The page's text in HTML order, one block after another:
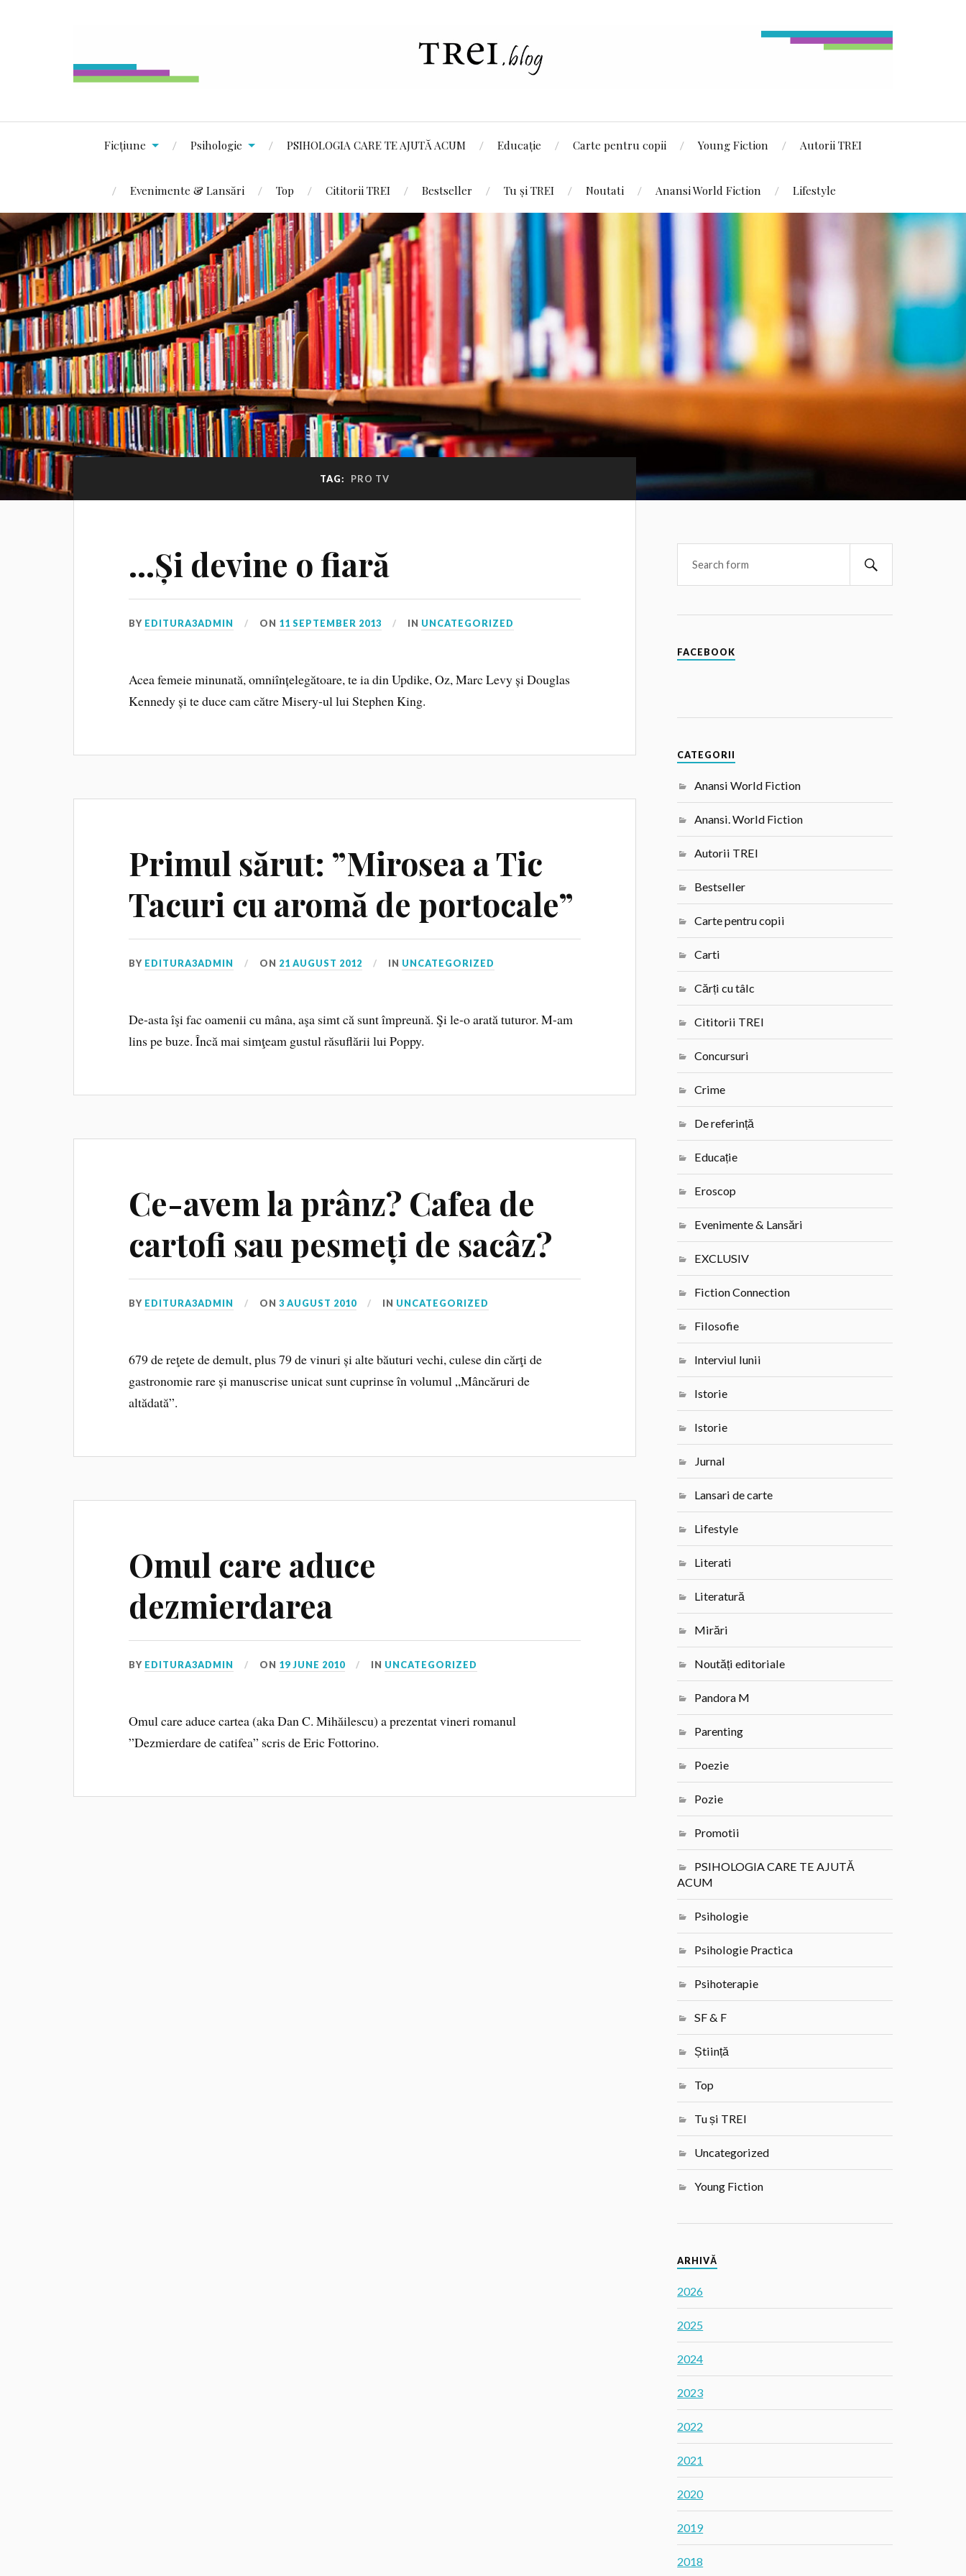
Ficțiune Psihologie PSIHOLOGIA CARE TE AJUTĂ ACUM Educație Carte pentru copii Young Fiction Autorii TREI
Evenimente & Lansări Top Cititorii TREI Bestseller Tu și TREI Noutati Anansi World Fiction Lifestyle
TAG: PRO TV
…Și devine o fiară
BY EDITURA3ADMIN ON 11 SEPTEMBER 2013 IN UNCATEGORIZED
Acea femeie minunată, omniînțelegătoare, te ia din Updike, Oz, Marc Levy și Douglas
Kennedy și te duce cam către Misery-ul lui Stephen King.
Primul sărut: ”Mirosea a Tic
Tacuri cu aromă de portocale”
BY EDITURA3ADMIN ON 21 AUGUST 2012 IN UNCATEGORIZED
De-asta îşi fac oamenii cu mâna, aşa simt că sunt împreună. Şi le-o arată tuturor. M-am
lins pe buze. Încă mai simţeam gustul răsuflării lui Poppy.
Ce-avem la prânz? Cafea de
cartofi sau pesmeți de sacâz?
BY EDITURA3ADMIN ON3 AUGUST 2010 IN UNCATEGORIZED
679 de reţete de demult, plus 79 de vinuri și alte băuturi vechi, culese din cărţi de
gastronomie rare și manuscrise unicat sunt cuprinse în volumul „Mâncăruri de
altădată”.
Omul care aduce
dezmierdarea
BY EDITURA3ADMIN ON 19 JUNE 2010 IN UNCATEGORIZED
Omul care aduce cartea (aka Dan C. Mihăilescu) a prezentat vineri romanul
”Dezmierdare de catifea” scris de Eric Fottorino.
FACEBOOK
CATEGORII
Anansi World Fiction
Anansi. World Fiction
Autorii TREI
Bestseller
Carte pentru copii
Carti
Cărți cu tâlc
Cititorii TREI
Concursuri
Crime
De referință
Educație
Eroscop
Evenimente & Lansări
EXCLUSIV
Fiction Connection
Filosofie
Interviul lunii
Istorie
Istorie
Jurnal
Lansari de carte
Lifestyle
Literati
Literatură
Mirări
Noutăți editoriale
Pandora M
Parenting
Poezie
Pozie
Promotii
PSIHOLOGIA CARE TE AJUTĂ
ACUM
Psihologie
Psihologie Practica
Psihoterapie
SF & F
Știință
Top
Tu și TREI
Uncategorized
Young Fiction
ARHIVĂ
2026
2025
2024
2023
2022
2021
2020
2019
2018